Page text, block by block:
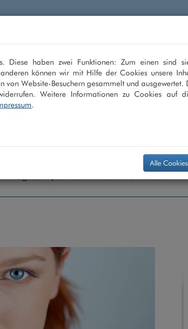
Diese haben zwei Funktionen: Zum einen sind
können wir mit Hilfe der Cookies unsere
von Website-Besuchern gesammelt und ausgewertet.
Weitere Informationen zu Cookies auf
.
Alle